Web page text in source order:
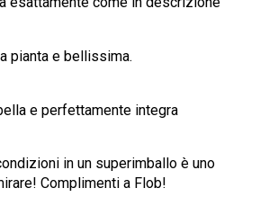
pianta e bellissima.
e perfettamente integra
in un superimballo è uno
Complimenti a Flob!